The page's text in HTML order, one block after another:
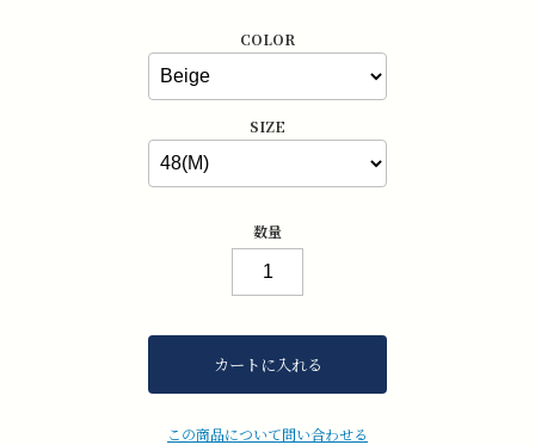
COLOR
SIZE
数量
カートに入れる
この商品について問い合わせる